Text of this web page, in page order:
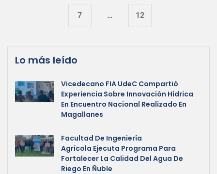
7 … 12
Lo más leído
Vicedecano FIA UdeC Compartió
Experiencia Sobre Innovación Hídrica
En Encuentro Nacional Realizado En
Magallanes
Facultad De Ingeniería
Agrícola Ejecuta Programa Para
Fortalecer La Calidad Del Agua De
Riego En Ñuble